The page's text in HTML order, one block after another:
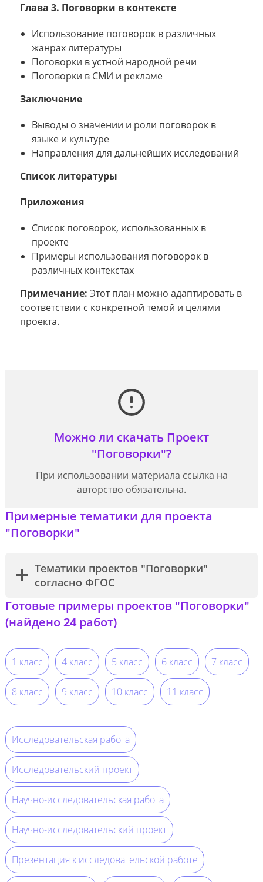
Глава 3. Поговорки в контексте
Использование поговорок в различных
жанрах литературы
Поговорки в устной народной речи
Поговорки в СМИ и рекламе
Заключение
Выводы о значении и роли поговорок в
языке и культуре
Направления для дальнейших исследований
Список литературы
Приложения
Список поговорок, использованных в
проекте
Примеры использования поговорок в
различных контекстах
Примечание: Этот план можно адаптировать в
соответствии с конкретной темой и целями
проекта.
Можно ли скачать Проект
"Поговорки"?
При использовании материала ссылка на
авторство обязательна.
Примерные тематики для проекта
"Поговорки"
Тематики проектов "Поговорки"
согласно ФГОС
Готовые примеры проектов "Поговорки"
(найдено24работ)
1 класс 4 класс 5 класс 6 класс 7 класс
8 класс 9 класс 10 класс 11 класс
Исследовательская работа
Исследовательский проект
Научно-исследовательская работа
Научно-исследовательский проект
Презентация к исследовательской работе